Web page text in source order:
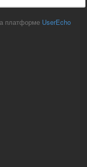
платформе UserEcho